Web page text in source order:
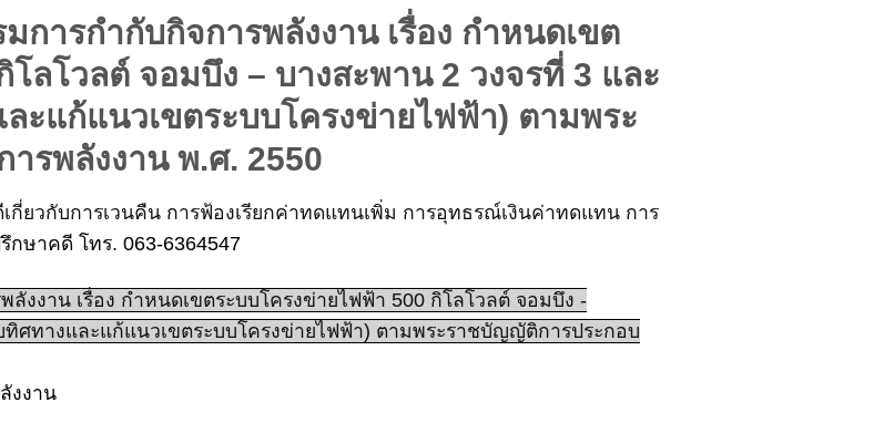
ารกำกับกิจการพลังงาน เรื่อง กำหนดเขต
ลโวลต์ จอมบึง – บางสะพาน 2 วงจรที่ 3 และ
ะแก้แนวเขตระบบโครงข่ายไฟฟ้า) ตามพระ
รพลังงาน พ.ศ. 2550
กี่ยวกับการเวนคืน การฟ้องเรียกค่าทดแทนเพิ่ม การอุทธรณ์เงินค่าทดแทน การ
กษาคดี โทร. 063-6364547
งงาน เรื่อง กำหนดเขตระบบโครงข่ายไฟฟ้า 500 กิโลโวลต์ จอมบึง -
ทิศทางและแก้แนวเขตระบบโครงข่ายไฟฟ้า) ตามพระราชบัญญัติการประกอบ
งงาน